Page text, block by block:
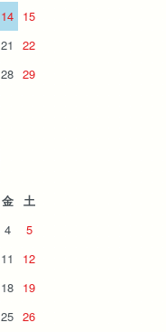
14 15
21
22
28 29
金
土
4
5
11
12
18 19
25 26